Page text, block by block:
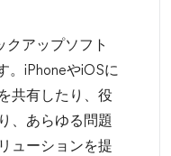
クアップソフト
。iPhoneやiOSに
共有したり、役
、あらゆる問題
ューションを提